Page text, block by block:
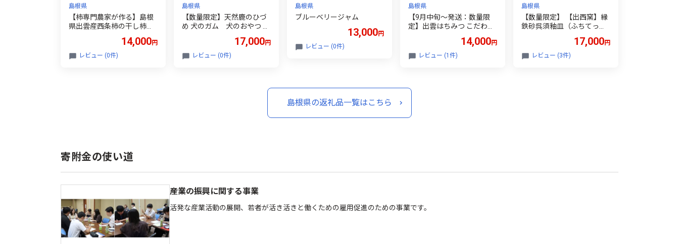
島根県
【柿専門農家が作る】島根
県出雲産西条柿の干し柿
14,000円
レビュー (0件)
島根県
【数量限定】天然鹿のひづ
め 犬のガム 犬のおやつ ド
17,000円
レビュー (0件)
島根県
ブルーベリージャム
13,000円
レビュー (0件)
島根県
【9月中旬～発送：数量限
定】出雲はちみつ こだわり
14,000円
レビュー (1件)
島根県
【数量限定】 【出西窯】縁
鉄砂呉須釉皿（ふちてっさ
17,000円
レビュー (3件)
島根県の返礼品一覧はこちら
寄附金の使い道
産業の振興に関する事業
活発な産業活動の展開、若者が活き活きと働くための雇用促進のための事業です。